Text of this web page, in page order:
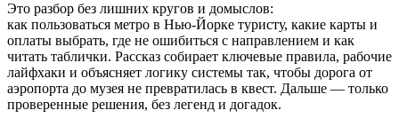
Это разбор без лишних кругов и домыслов:
как пользоваться метро в Нью-Йорке туристу, какие карты и
оплаты выбрать, где не ошибиться с направлением и как
читать таблички. Рассказ собирает ключевые правила, рабочие
лайфхаки и объясняет логику системы так, чтобы дорога от
аэропорта до музея не превратилась в квест. Дальше — только
проверенные решения, без легенд и догадок.